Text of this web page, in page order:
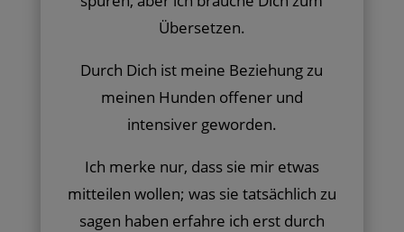
Übersetzen.
Durch Dich ist meine Beziehung zu
meinen Hunden offener und
intensiver geworden.
Ich merke nur, dass sie mir etwas
mitteilen wollen; was sie tatsächlich zu
sagen haben erfahre ich erst durch